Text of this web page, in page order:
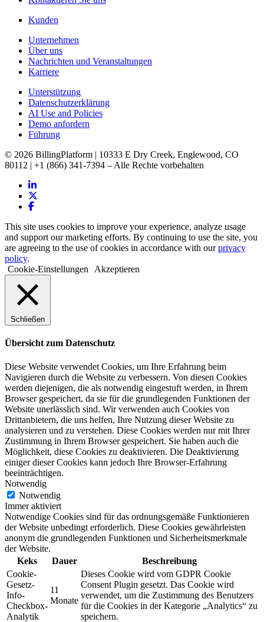
Kunden
Unternehmen
Über uns
Nachrichten und Veranstaltungen
Karriere
Unterstützung
Datenschutzerklärung
AI Use and Policies
Demo anfordern
Führung
© 2026 BillingPlatform | 10333 E Dry Creek, Englewood, CO
80112 | +1 (866) 341-7394 – Alle Rechte vorbehalten
This site uses cookies to improve your experience, analyze usage
and support our marketing efforts. By continuing to use the site, you
are agreeing to the use of cookies in accordance with ourprivacy
policy.
Cookie-Einstellungen
Akzeptieren
Schließen
Übersicht zum Datenschutz
Diese Website verwendet Cookies, um Ihre Erfahrung beim
Navigieren durch die Website zu verbessern. Von diesen Cookies
werden diejenigen, die als notwendig eingestuft werden, in Ihrem
Browser gespeichert, da sie für die grundlegenden Funktionen der
Website unerlässlich sind. Wir verwenden auch Cookies von
Drittanbietern, die uns helfen, Ihre Nutzung dieser Website zu
analysieren und zu verstehen. Diese Cookies werden nur mit Ihrer
Zustimmung in Ihrem Browser gespeichert. Sie haben auch die
Möglichkeit, diese Cookies zu deaktivieren. Die Deaktivierung
einiger dieser Cookies kann jedoch Ihre Browser-Erfahrung
beeinträchtigen.
Notwendig
Notwendig
Immer aktiviert
Notwendige Cookies sind für das ordnungsgemäße Funktionieren
der Website unbedingt erforderlich. Diese Cookies gewährleisten
anonym die grundlegenden Funktionen und Sicherheitsmerkmale
der Website.
Keks
Dauer
Beschreibung
Cookie-
Gesetz-
Info-
Checkbox-
Analytik
11
Monate
Dieses Cookie wird vom GDPR Cookie
Consent Plugin gesetzt. Das Cookie wird
verwendet, um die Zustimmung des Benutzers
für die Cookies in der Kategorie „Analytics“ zu
speichern.